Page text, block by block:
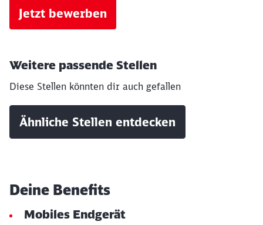
Jetzt bewerben
Weitere passende Stellen
Diese Stellen könnten dir auch gefallen
Ähnliche Stellen entdecken
Deine Benefits
Mobiles Endgerät